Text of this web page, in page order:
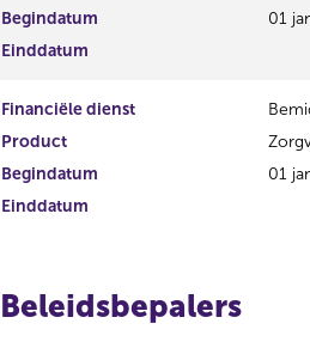
Begindatum
01
Einddatum
Financiële dienst
Product
Begindatum
01
Einddatum
Beleidsbepalers